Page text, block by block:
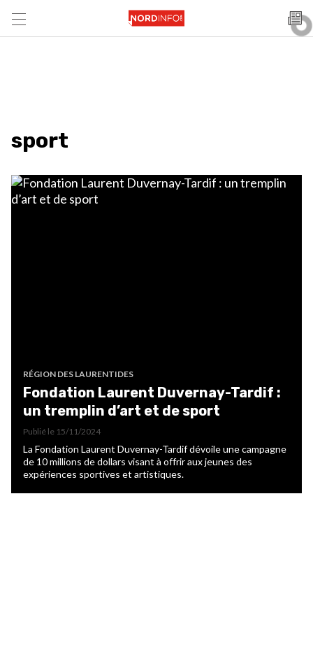
sport
RÉGION DES LAURENTIDES
Fondation Laurent Duvernay-Tardif :
un tremplin d’art et de sport
Publié le 15/11/2024
La Fondation Laurent Duvernay-Tardif dévoile une campagne
de 10 millions de dollars visant à offrir aux jeunes des
expériences sportives et artistiques.